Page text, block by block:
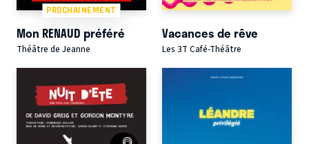
PROCHAINEMENT
Mon RENAUD préféré
Théâtre de Jeanne
Vacances de rêve
Les 3T Café-Théâtre